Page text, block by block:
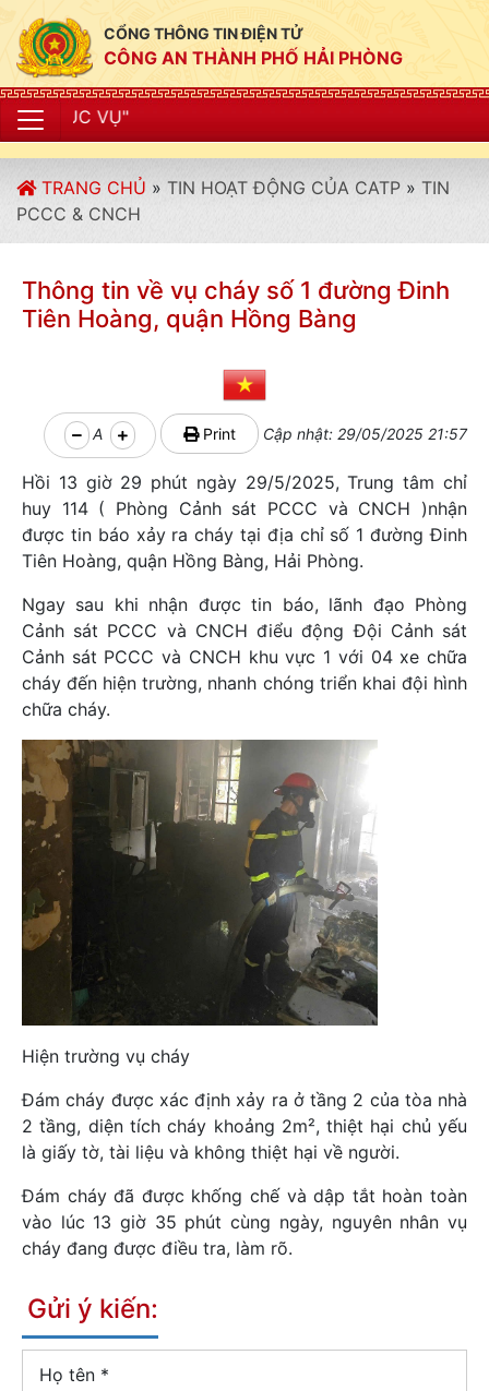
CỔNG THÔNG TIN ĐIỆN TỬ
CÔNG AN THÀNH PHỐ HẢI PHÒNG
TRANG CHỦ » TIN HOẠT ĐỘNG CỦA CATP » TIN
PCCC & CNCH
Thông tin về vụ cháy số 1 đường Đinh
Tiên Hoàng, quận Hồng Bàng
A Print Cập nhật: 29/05/2025 21:57
Hồi 13 giờ 29 phút ngày 29/5/2025, Trung tâm chỉ
huy 114 ( Phòng Cảnh sát PCCC và CNCH )nhận
được tin báo xảy ra cháy tại địa chỉ số 1 đường Đinh
Tiên Hoàng, quận Hồng Bàng, Hải Phòng.
Ngay sau khi nhận được tin báo, lãnh đạo Phòng
Cảnh sát PCCC và CNCH điểu động Đội Cảnh sát
Cảnh sát PCCC và CNCH khu vực 1 với 04 xe chữa
cháy đến hiện trường, nhanh chóng triển khai đội hình
chữa cháy.
Hiện trường vụ cháy
Đám cháy được xác định xảy ra ở tầng 2 của tòa nhà
2 tầng, diện tích cháy khoảng 2m², thiệt hại chủ yếu
là giấy tờ, tài liệu và không thiệt hại về người.
Đám cháy đã được khống chế và dập tắt hoàn toàn
vào lúc 13 giờ 35 phút cùng ngày, nguyên nhân vụ
cháy đang được điều tra, làm rõ.
Gửi ý kiến:
Họ tên *